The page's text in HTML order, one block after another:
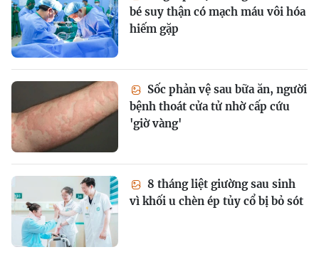
bé suy thận có mạch máu vôi hóa
hiếm gặp
Sốc phản vệ sau bữa ăn, người
bệnh thoát cửa tử nhờ cấp cứu
'giờ vàng'
8 tháng liệt giường sau sinh
vì khối u chèn ép tủy cổ bị bỏ sót